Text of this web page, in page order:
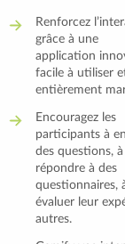
Renforcez
grâce à une
application
facile à utiliser
entièrement
Encouragez les
participants à
des questions, à
répondre à des
questionnaires,
évaluer leur
autres.